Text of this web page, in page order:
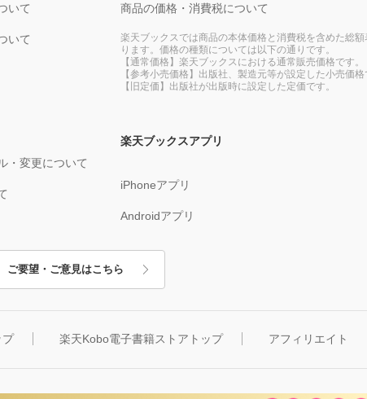
いて
いて
・変更について
商品の価格・消費税について
楽天ブックスでは商品の本体価格と消費税を含めた総額
ります。価格の種類については以下の通りです。
【通常価格】楽天ブックスにおける通常販売価格です。
【参考小売価格】出版社、製造元等が設定した小売価格
【旧定価】出版社が出版時に設定した定価です。
楽天ブックスアプリ
iPhoneアプリ
Androidアプリ
ご要望・ご意見はこちら
プ 楽天Kobo電子書籍ストアトップ アフィリエイト